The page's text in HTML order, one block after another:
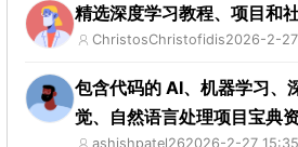
精选深度学习教程、项目和
ChristosChristofidis2026-2-
包含代码的 AI、机器学习、
觉、自然语言处理项目宝典
ashishpatel262026-2-27 15:35